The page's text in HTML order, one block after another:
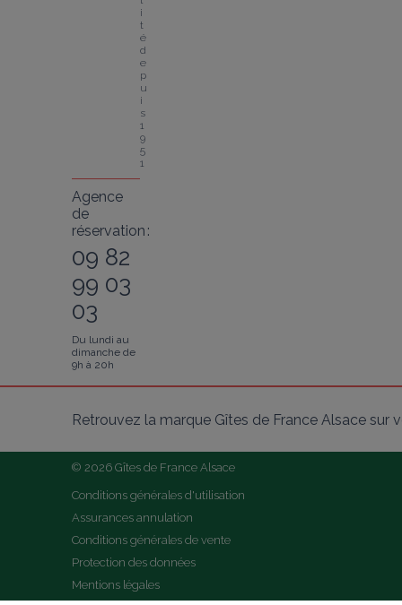
i
t
é
d
e
p
u
i
s
1
9
5
1
Agence
de
réservation :
09 82
99 03
03
Du lundi au
dimanche de
9h à 20h
Retrouvez la marque Gîtes de France Alsace sur
© 2026 Gîtes de France Alsace
Conditions générales d'utilisation
Assurances annulation
Conditions générales de vente
Protection des données
Mentions légales